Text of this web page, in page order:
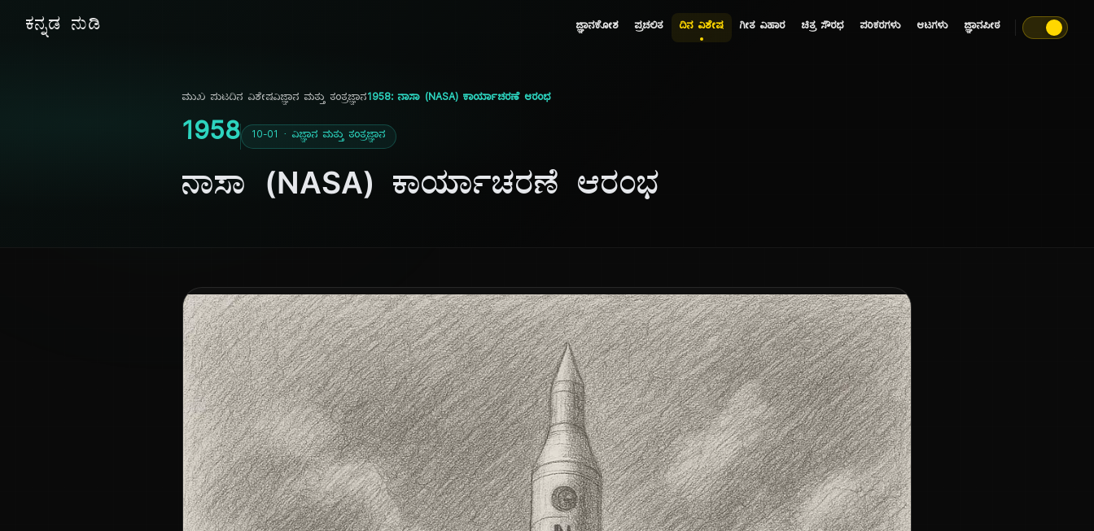
ಕನ್ನಡ ನುಡಿ ಜ್ಞಾನಕೋಶ ಪ್ರಚಲಿತ ದಿನ ವಿಶೇಷ ಗೀತ ವಿಹಾರ ಚಿತ್ರ ಸೌರಭ ಪರಿಕರಗಳು ಆಟಗಳು ಜ್ಞಾನಪೀಠ
ಮುಖ ಪುಟದಿನ ವಿಶೇಷವಿಜ್ಞಾನ ಮತ್ತು ತಂತ್ರಜ್ಞಾನ1958: ನಾಸಾ (NASA) ಕಾರ್ಯಾಚರಣೆ ಆರಂಭ
1958 10-01 · ವಿಜ್ಞಾನ ಮತ್ತು ತಂತ್ರಜ್ಞಾನ
ನಾಸಾ (NASA) ಕಾರ್ಯಾಚರಣೆ ಆರಂಭ